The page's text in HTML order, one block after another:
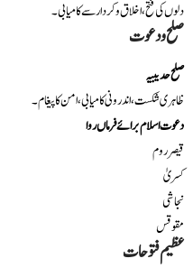
دلوں کی فتح، اخلاق و کردار سے کامیابی۔
صلح و دعوت
صلح حدیبیہ
ظاہری شکست، اندرونی کامیابی، امن کا پیغام۔
دعوت اسلام برائے فرماں روا
قیصر روم
کسریٰ
نجاشی
مقوقس
عظیم فتوحات